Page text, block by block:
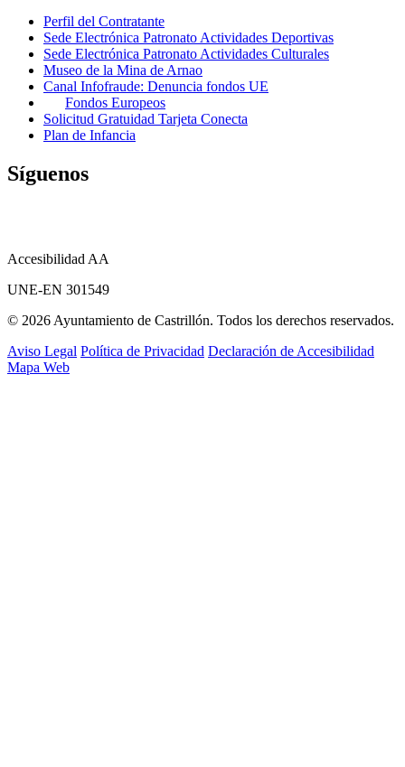
Perfil del Contratante
Sede Electrónica Patronato Actividades Deportivas
Sede Electrónica Patronato Actividades Culturales
Museo de la Mina de Arnao
Canal Infofraude: Denuncia fondos UE
Fondos Europeos
Solicitud Gratuidad Tarjeta Conecta
Plan de Infancia
Síguenos
Accesibilidad AA
UNE-EN 301549
© 2026 Ayuntamiento de Castrillón. Todos los derechos reservados.
Aviso Legal Política de Privacidad Declaración de Accesibilidad
Mapa Web